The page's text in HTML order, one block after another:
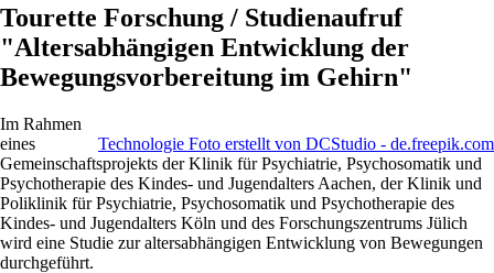
Tourette Forschung / Studienaufruf
"Altersabhängigen Entwicklung der
Bewegungsvorbereitung im Gehirn"
Technologie Foto erstellt von DCStudio - de.freepik.com
Im Rahmen
eines
Gemeinschaftsprojekts der Klinik für Psychiatrie, Psychosomatik und
Psychotherapie des Kindes- und Jugendalters Aachen, der Klinik und
Poliklinik für Psychiatrie, Psychosomatik und Psychotherapie des
Kindes- und Jugendalters Köln und des Forschungszentrums Jülich
wird eine Studie zur altersabhängigen Entwicklung von Bewegungen
durchgeführt.